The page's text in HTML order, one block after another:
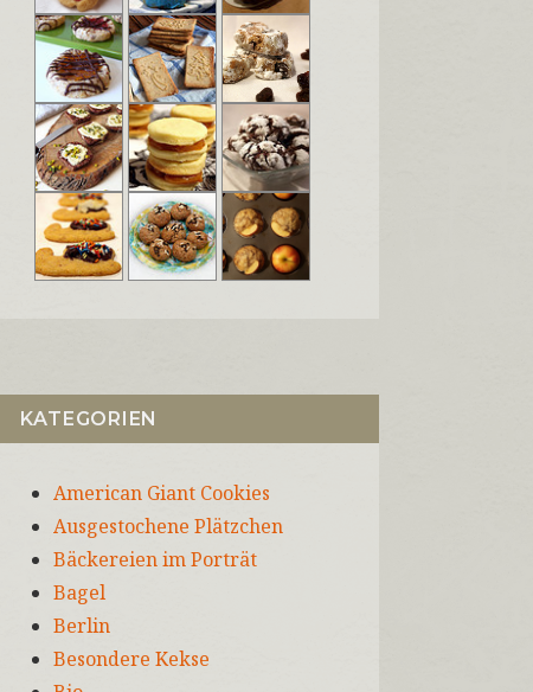
KATEGORIEN
American Giant Cookies
Ausgestochene Plätzchen
Bäckereien im Porträt
Bagel
Berlin
Besondere Kekse